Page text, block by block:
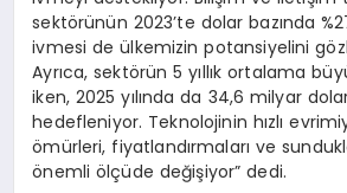
sektörünün 2023’te dolar bazında
ivmesi de ülkemizin potansiyelini
Ayrıca, sektörün 5 yıllık ortalama
iken, 2025 yılında da 34,6 milyar
hedefleniyor. Teknolojinin hızlı
ömürleri, fiyatlandırmaları ve
önemli ölçüde değişiyor” dedi.